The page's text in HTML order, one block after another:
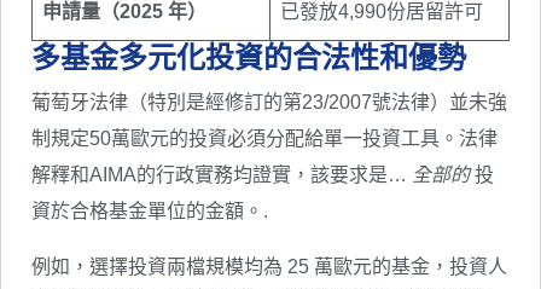
申請量（2025 年） 已發放4,990份居留許可
多基金多元化投資的合法性和優勢
葡萄牙法律（特別是經修訂的第23/2007號法律）並未強
制規定50萬歐元的投資必須分配給單一投資工具。法律
解釋和AIMA的行政實務均證實，該要求是… 全部的投
資於合格基金單位的金額。.
例如，選擇投資兩檔規模均為 25 萬歐元的基金，投資人